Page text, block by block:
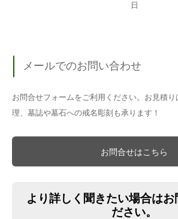
日
メールでのお問い合わせ
お問合せフォームをご利用ください。お見積
理、墓誌や墓石への戒名彫刻も承ります！
お問合せはこちら
より詳しく聞きたい場合はお
ださい。